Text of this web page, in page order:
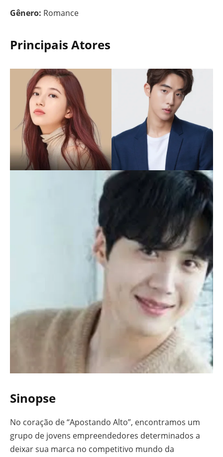
Gênero: Romance
Principais Atores
Sinopse
No coração de “Apostando Alto”, encontramos um
grupo de jovens empreendedores determinados a
deixar sua marca no competitivo mundo da